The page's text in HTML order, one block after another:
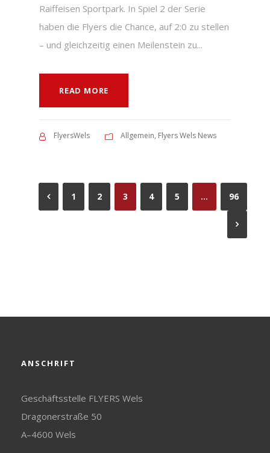
Raiffeisen Sportpark. In Spiel 2 der Serie
haben die Flyers die Chance, auf 2:0 zu stellen
– und gleichzeitig einen Meilenstein zu...
READ MORE
FlyersWels Allgemein, Flyers Wels News
1 2 3 4 5 … 96
ANSCHRIFT
Geschäftsstelle FLYERS Wels
Dragonerstraße 50
A–4600 Wels